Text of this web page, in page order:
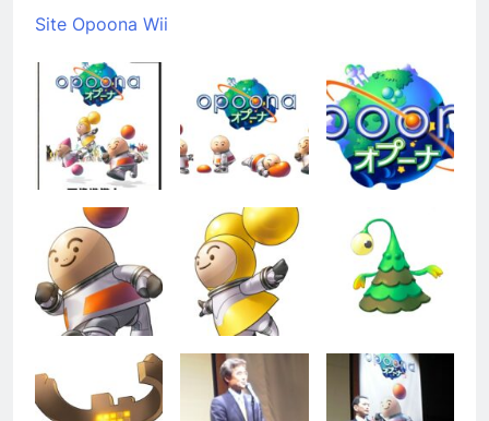
Site Opoona Wii